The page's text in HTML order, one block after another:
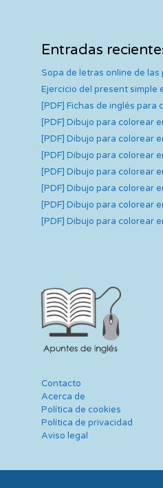
Entradas
Sopa de letras online de
Ejercicio del present simple
[PDF] Fichas de inglés para
[PDF] Dibujo para colorear
[PDF] Dibujo para colorear
[PDF] Dibujo para colorear
[PDF] Dibujo para colorear
[PDF] Dibujo para colorear
[PDF] Dibujo para colorear
[PDF] Dibujo para colorear
Contacto
Acerca de
Política de cookies
Política de privacidad
Aviso legal